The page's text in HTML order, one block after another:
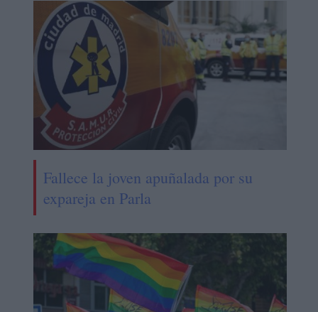
Fallece la joven apuñalada por su
expareja en Parla